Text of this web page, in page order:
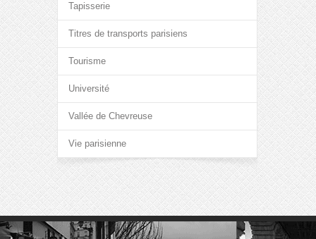
Tapisserie
Titres de transports parisiens
Tourisme
Université
Vallée de Chevreuse
Vie parisienne